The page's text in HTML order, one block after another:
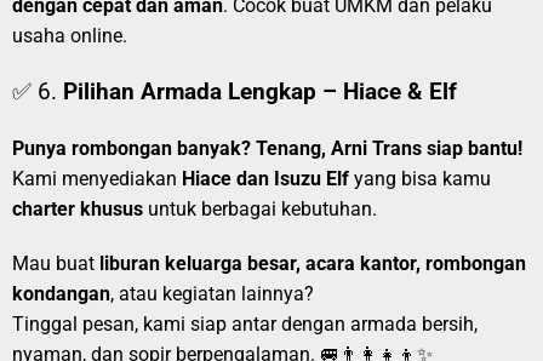
dengan cepat dan aman. Cocok buat UMKM dan pelaku
usaha online.
✅ 6. Pilihan Armada Lengkap – Hiace & Elf
Punya rombongan banyak? Tenang, Arni Trans siap bantu!
Kami menyediakan Hiace dan Isuzu Elf yang bisa kamu
charter khusus untuk berbagai kebutuhan.
Mau buat liburan keluarga besar, acara kantor, rombongan
kondangan, atau kegiatan lainnya?
Tinggal pesan, kami siap antar dengan armada bersih,
nyaman, dan sopir berpengalaman. 🚐👨‍👩‍👧‍👦✨